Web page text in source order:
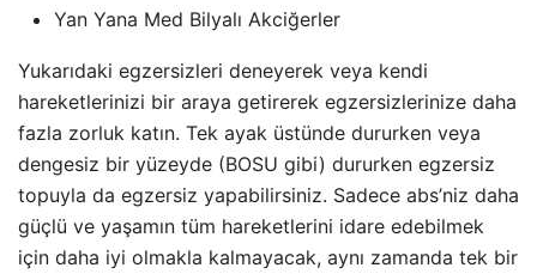
Yan Yana Med Bilyalı Akciğerler
Yukarıdaki egzersizleri deneyerek veya kendi
hareketlerinizi bir araya getirerek egzersizlerinize daha
fazla zorluk katın. Tek ayak üstünde dururken veya
dengesiz bir yüzeyde (BOSU gibi) dururken egzersiz
topuyla da egzersiz yapabilirsiniz. Sadece abs’niz daha
güçlü ve yaşamın tüm hareketlerini idare edebilmek
için daha iyi olmakla kalmayacak, aynı zamanda tek bir